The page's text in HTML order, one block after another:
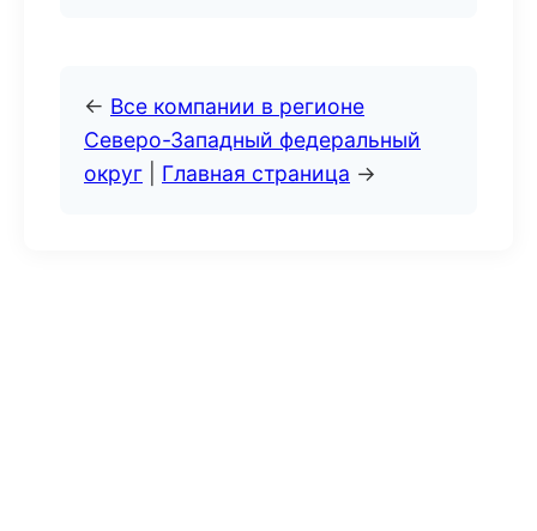
← Все компании в регионе
Северо-Западный федеральный
округ
Главная страница →